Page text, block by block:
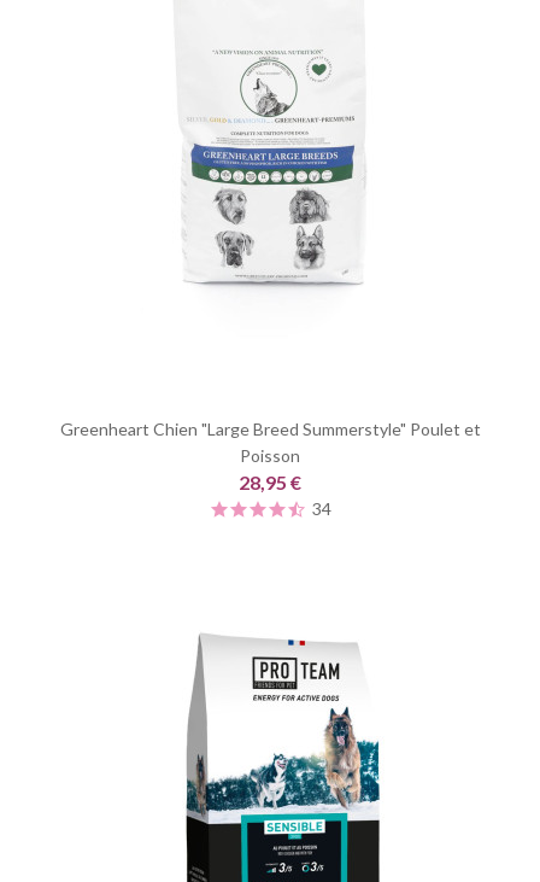
Greenheart Chien "Large Breed Summerstyle" Poulet et
Poisson
28,95 €
34